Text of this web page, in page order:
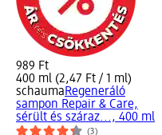
989 Ft
400 ml (2,47 Ft / 1 ml)
schaumaRegeneráló
sampon Repair & Care,
sérült és száraz..., 400 ml
(3)